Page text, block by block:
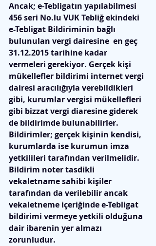
Ancak; e-Tebligatın yapılabilmesi
456 seri No.lu VUK Tebliğ ekindeki
e-Tebligat Bildiriminin bağlı
bulunulan vergi dairesine  en geç
31.12.2015 tarihine kadar
vermeleri gerekiyor. Gerçek kişi
mükellefler bildirimi internet vergi
dairesi aracılığıyla verebildikleri
gibi, kurumlar vergisi mükellefleri
gibi bizzat vergi diaresine giderek
de bildirimde bulunabilirler.
Bildirimler; gerçek kişinin kendisi,
kurumlarda ise kurumun imza
yetkilileri tarafından verilmelidir.
Bildirim noter tasdikli
vekaletname sahibi kişiler
tarafından da verilebilir ancak
vekaletneme içeriğinde e-Tebligat
bildirimi vermeye yetkili olduğuna
dair ibarenin yer almazı
zorunludur.